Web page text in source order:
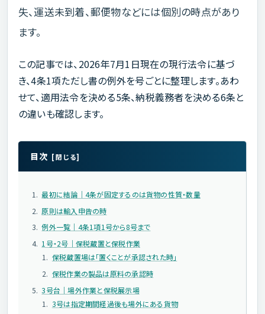
失、運送未到着、郵便物などには個別の時点があり
ます。
この記事では、2026年7月1日現在の現行法令に基づ
き、4条1項ただし書の例外を号ごとに整理します。あわ
せて、適用法令を決める5条、納税義務者を決める6条と
の違いも確認します。
目次
最初に結論｜4条が固定するのは貨物の性質・数量
原則は輸入申告の時
例外一覧｜4条1項1号から8号まで
1号・2号｜保税蔵置と保税作業
保税蔵置場は「置くことが承認された時」
保税作業の製品は原料の承認時
3号台｜場外作業と保税展示場
3号は指定期間経過後も場外にある貨物